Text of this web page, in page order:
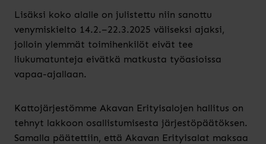
Lisäksi koko alalle on julistettu niin sanottu
venymiskielto 14.2.–22.3.2025 väliseksi ajaksi,
jolloin ylemmät toimihenkilöt eivät tee
liukumatunteja eivätkä matkusta työasioissa
vapaa-ajallaan.
Kattojärjestömme Akavan Erityisalojen hallitus on
tehnyt lakkoon osallistumisesta järjestöpäätöksen.
Samalla päätettiin, että Akavan Erityisalat maksaa